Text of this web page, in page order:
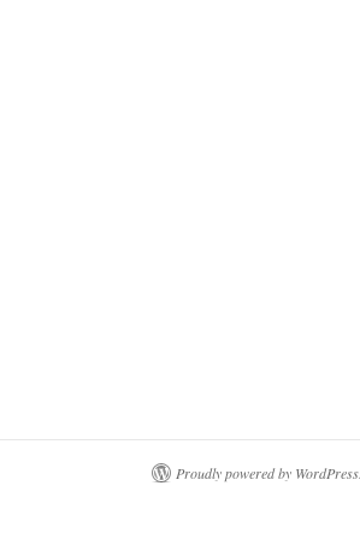
Proudly powered by WordPress.